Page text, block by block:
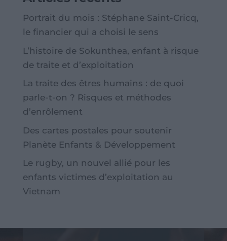
Portrait du mois : Stéphane Saint-Cricq,
le financier qui a choisi le sens
L’histoire de Sokunthea, enfant à risque
de traite et d’exploitation
La traite des êtres humains : de quoi
parle-t-on ? Risques et méthodes
d’enrôlement
Des cartes postales pour soutenir
Planète Enfants & Développement
Le rugby, un nouvel allié pour les
enfants victimes d’exploitation au
Vietnam